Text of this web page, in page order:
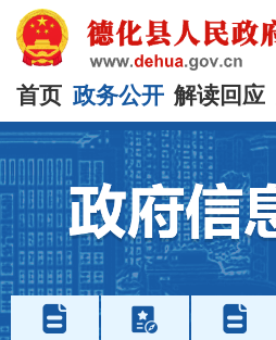
首页 政务公开 解读回应